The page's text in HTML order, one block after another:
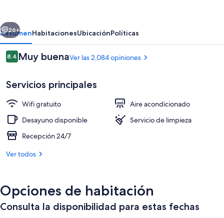
Terminal
2-
3
Siguiente
26+
ResumenHabitacionesUbicaciónPolíticas
Opiniones
8.48.4 de 10,
Muy buenaVer las 2,084 opiniones
Servicios principales
Wifi gratuito
Aire acondicionado
Desayuno disponible
Servicio de limpieza
Recepción 24/7
Ver todos
Opciones de habitación
Consulta la disponibilidad para estas fechas